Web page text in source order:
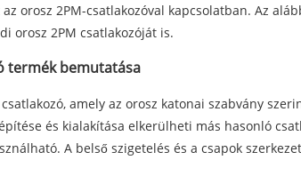
orosz 2PM-csatlakozóval kapcsolatban. Az
orosz 2PM csatlakozóját is.
termék bemutatása
amely az orosz katonai szabvány
és kialakítása elkerülheti más hasonló
A belső szigetelés és a csapok